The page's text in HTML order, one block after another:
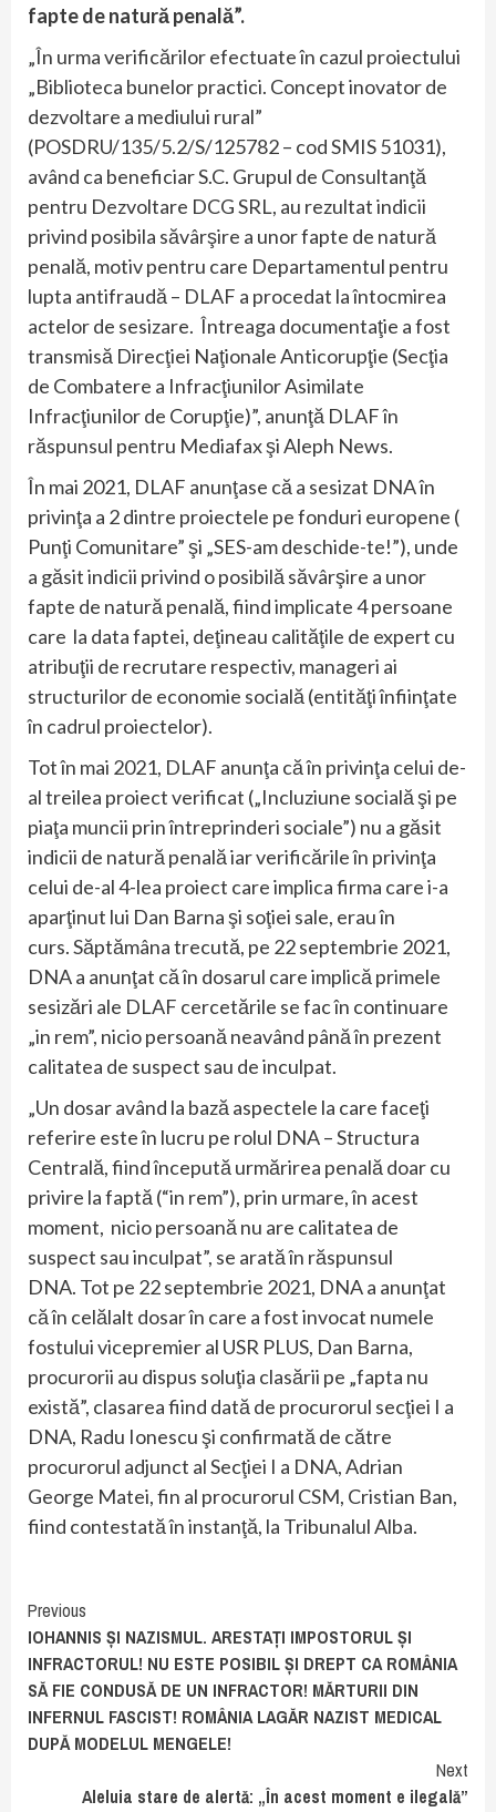
fapte de natură penală”.
„În urma verificărilor efectuate în cazul proiectului
„Biblioteca bunelor practici. Concept inovator de
dezvoltare a mediului rural”
(POSDRU/135/5.2/S/125782 – cod SMIS 51031),
având ca beneficiar S.C. Grupul de Consultanţă
pentru Dezvoltare DCG SRL, au rezultat indicii
privind posibila săvârşire a unor fapte de natură
penală, motiv pentru care Departamentul pentru
lupta antifraudă – DLAF a procedat la întocmirea
actelor de sesizare. Întreaga documentaţie a fost
transmisă Direcţiei Naţionale Anticorupţie (Secţia
de Combatere a Infracţiunilor Asimilate
Infracţiunilor de Corupţie)”, anunţă DLAF în
răspunsul pentru Mediafax şi Aleph News.
În mai 2021, DLAF anunţase că a sesizat DNA în
privinţa a 2 dintre proiectele pe fonduri europene (
Punţi Comunitare” şi „SES-am deschide-te!”), unde
a găsit indicii privind o posibilă săvârşire a unor
fapte de natură penală, fiind implicate 4 persoane
care la data faptei, deţineau calităţile de expert cu
atribuţii de recrutare respectiv, manageri ai
structurilor de economie socială (entităţi înfiinţate
în cadrul proiectelor).
Tot în mai 2021, DLAF anunţa că în privinţa celui de-
al treilea proiect verificat („Incluziune socială şi pe
piaţa muncii prin întreprinderi sociale”) nu a găsit
indicii de natură penală iar verificările în privinţa
celui de-al 4-lea proiect care implica firma care i-a
aparţinut lui Dan Barna şi soţiei sale, erau în
curs. Săptămâna trecută, pe 22 septembrie 2021,
DNA a anunţat că în dosarul care implică primele
sesizări ale DLAF cercetările se fac în continuare
„in rem”, nicio persoană neavând până în prezent
calitatea de suspect sau de inculpat.
„Un dosar având la bază aspectele la care faceţi
referire este în lucru pe rolul DNA – Structura
Centrală, fiind începută urmărirea penală doar cu
privire la faptă (“in rem”), prin urmare, în acest
moment, nicio persoană nu are calitatea de
suspect sau inculpat”, se arată în răspunsul
DNA. Tot pe 22 septembrie 2021, DNA a anunţat
că în celălalt dosar în care a fost invocat numele
fostului vicepremier al USR PLUS, Dan Barna,
procurorii au dispus soluţia clasării pe „fapta nu
există”, clasarea fiind dată de procurorul secţiei I a
DNA, Radu Ionescu şi confirmată de către
procurorul adjunct al Secţiei I a DNA, Adrian
George Matei, fin al procurorul CSM, Cristian Ban,
fiind contestată în instanţă, la Tribunalul Alba.
Continue
Reading
Previous
IOHANNIS ȘI NAZISMUL. ARESTAȚI IMPOSTORUL ȘI
INFRACTORUL! NU ESTE POSIBIL ȘI DREPT CA ROMÂNIA
SĂ FIE CONDUSĂ DE UN INFRACTOR! MĂRTURII DIN
INFERNUL FASCIST! ROMÂNIA LAGĂR NAZIST MEDICAL
DUPĂ MODELUL MENGELE!
Next
Aleluia stare de alertă: „În acest moment e ilegală”